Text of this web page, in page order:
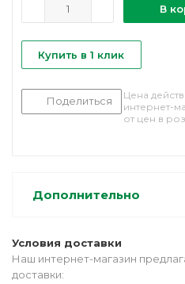
В
Купить в 1 клик
Поделиться
Цена
интернет-
от цен в
Дополнительно
Условия доставки
Наш интернет-магазин
доставки: